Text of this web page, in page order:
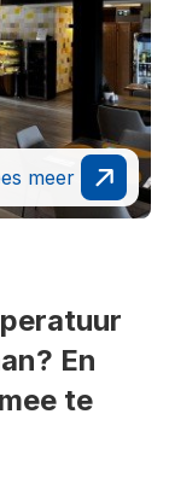
meer
En
te